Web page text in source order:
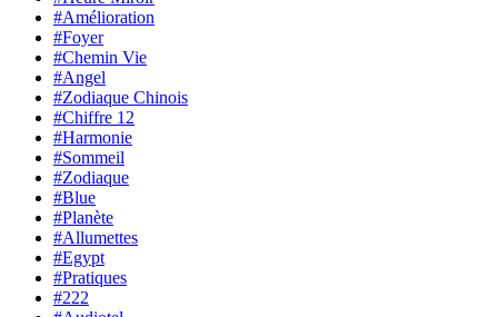
#Amélioration
#Foyer
#Chemin Vie
#Angel
#Zodiaque Chinois
#Chiffre 12
#Harmonie
#Sommeil
#Zodiaque
#Blue
#Planète
#Allumettes
#Egypt
#Pratiques
#222